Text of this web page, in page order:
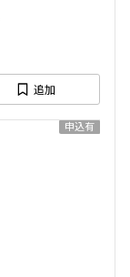
追加
申込有